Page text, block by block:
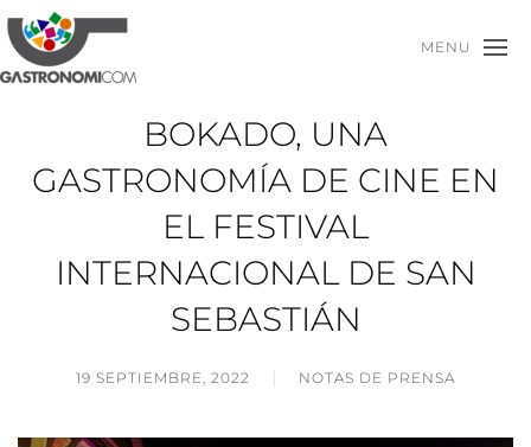
MENU
BOKADO, UNA
GASTRONOMÍA DE CINE EN
EL FESTIVAL
INTERNACIONAL DE SAN
SEBASTIÁN
19 SEPTIEMBRE, 2022 NOTAS DE PRENSA